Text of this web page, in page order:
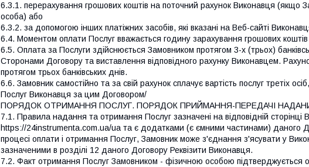
6.3.1. перерахування грошових коштів на поточний рахунок Виконавця (якщо
особа) або
6.3.2. за допомогою інших платіжних засобів, які вказані на Веб-сайті
6.4. Моментом оплати Послуг вважається годину зарахування грошових
6.5. Оплата за Послуги здійснюється Замовником протягом 3-х (трьох)
Сторонами Договору та виставлення відповідного рахунку Виконавцем.
протягом трьох банківських днів.
6.6. Замовник самостійно та за свій рахунок сплачує вартість послуг третіх
Послуг Виконавця за цим Договором/
ПОРЯДОК ОТРИМАННЯ ПОСЛУГ. ПОРЯДОК ПРИЙМАННЯ-ПЕРЕДАЧІ
7.1. Правила надання та отримання Послуг зазначені на відповідній сторінці
https://24instrumenta.com.ua/ua та є додатками (є ємними частинами) даного
процесі оплати і отримання Послуг, Замовник може з'єднання з'ясувати у
зазначеними в розділі 12 даного Договору Реквізити Виконавця.
7.2. Факт отримання Послуг Замовником - фізичною особою підтверджується